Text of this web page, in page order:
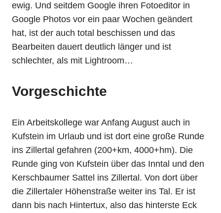
ewig. Und seitdem Google ihren Fotoeditor in
Google Photos vor ein paar Wochen geändert
hat, ist der auch total beschissen und das
Bearbeiten dauert deutlich länger und ist
schlechter, als mit Lightroom…
Vorgeschichte
Ein Arbeitskollege war Anfang August auch in
Kufstein im Urlaub und ist dort eine große Runde
ins Zillertal gefahren (200+km, 4000+hm). Die
Runde ging von Kufstein über das Inntal und den
Kerschbaumer Sattel ins Zillertal. Von dort über
die Zillertaler Höhenstraße weiter ins Tal. Er ist
dann bis nach Hintertux, also das hinterste Eck